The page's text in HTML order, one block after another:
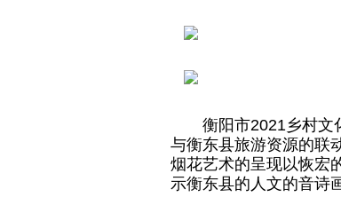
衡阳市2021乡村文
与衡东县旅游资源的联
烟花艺术的呈现以恢宏
示衡东县的人文的音诗